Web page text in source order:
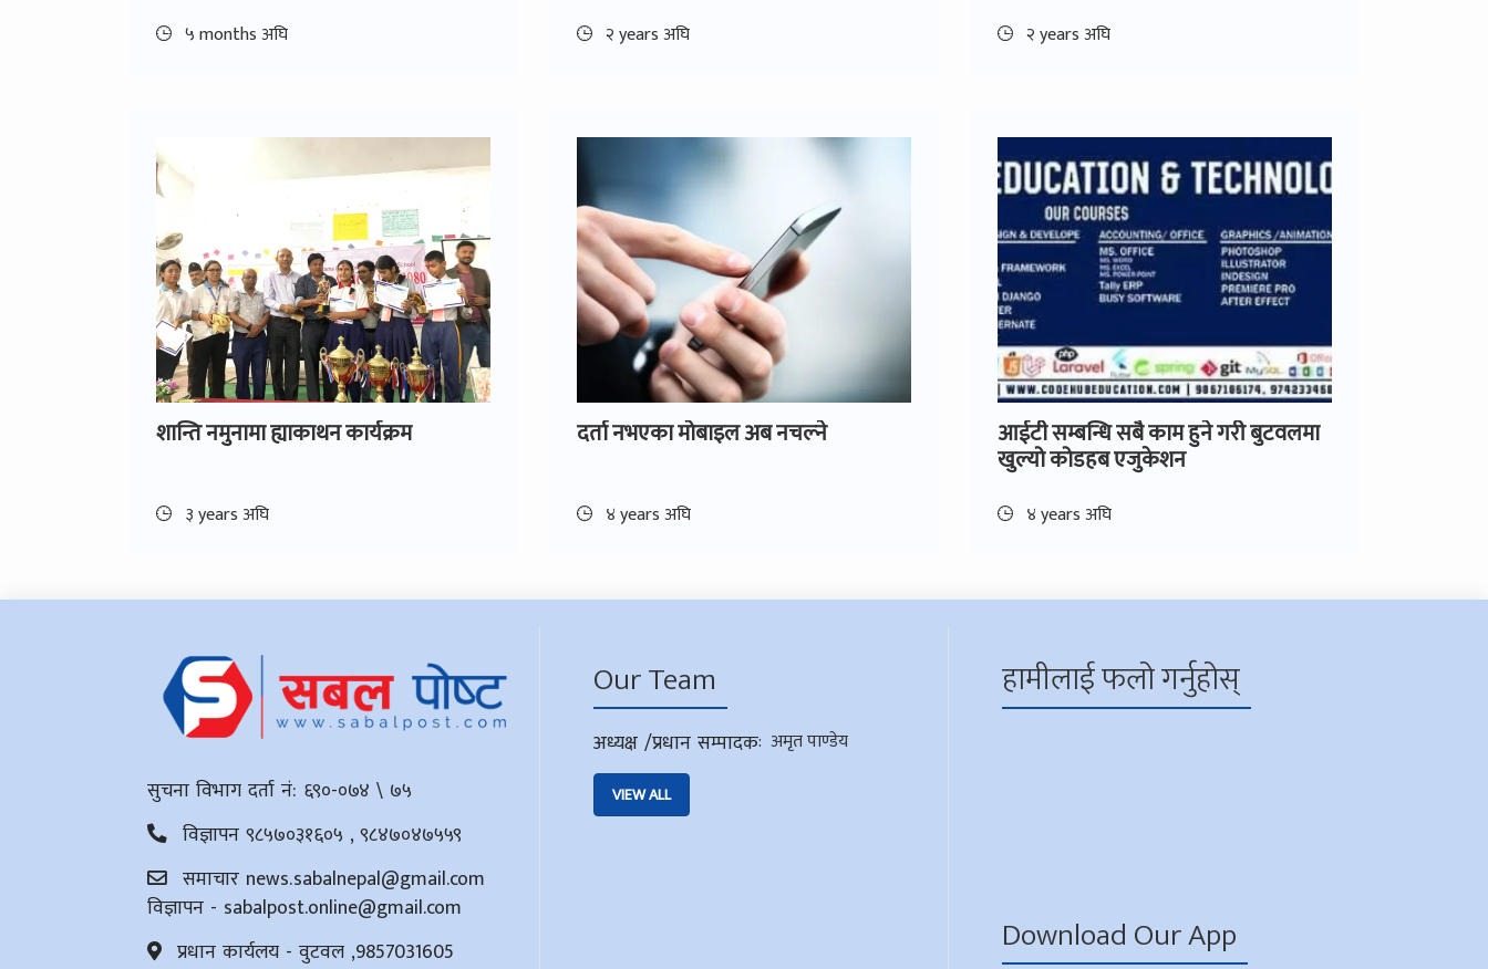
५ months अघि २ years अघि २ years अघि
शान्ति नमुनामा ह्याकाथन कार्यक्रम
३ years अघि
दर्ता नभएका मोबाइल अब नचल्ने
४ years अघि
आईटी सम्बन्धि सबै काम हुने गरी बुटवलमा
खुल्यो कोडहब एजुकेशन
४ years अघि
सुचना विभाग दर्ता नं: ६९०-०७४ \ ७५
विज्ञापन ९८५७०३१६०५ , ९८४७०४७५५९
समाचार news.sabalnepal@gmail.com
विज्ञापन - sabalpost.online@gmail.com
प्रधान कार्यलय - वुटवल ,9857031605
Our Team
अध्यक्ष /प्रधान सम्पादक: अमृत पाण्डेय
VIEW ALL
हामीलाई फलो गर्नुहोस्
Download Our App